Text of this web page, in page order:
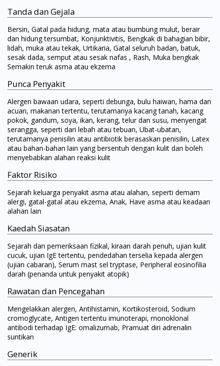
Tanda dan Gejala
Bersin, Gatal pada hidung, mata atau bumbung mulut, berair
dan hidung tersumbat, Konjunktivitis, Bengkak di bahagian bibir,
lidah, muka atau tekak, Urtikaria, Gatal seluruh badan, batuk,
sesak dada, semput atau sesak nafas , Rash, Muka bengkak
Semakin teruk asma atau ekzema
Punca Penyakit
Alergen bawaan udara, seperti debunga, bulu haiwan, hama dan
acuan, makanan tertentu, terutamanya kacang tanah, kacang
pokok, gandum, soya, ikan, kerang, telur dan susu, menyengat
serangga, seperti dari lebah atau tebuan, Ubat-ubatan,
terutamanya penisilin atau antibiotik berasaskan penisilin, Latex
atau bahan-bahan lain yang bersentuh dengan kulit dan boleh
menyebabkan alahan reaksi kulit
Faktor Risiko
Sejarah keluarga penyakit asma atau alahan, seperti demam
alergi, gatal-gatal atau ekzema, Anak, Have asma atau keadaan
alahan lain
Kaedah Siasatan
Sejarah dan pemeriksaan fizikal, kiraan darah penuh, ujian kulit
cucuk, ujian IgE tertentu, pendedahan terselia kepada alergen
(ujian cabaran), Serum mast sel tryptase, Peripheral eosinofilia
darah (penanda untuk penyakit atopik)
Rawatan dan Pencegahan
Mengelakkan alergen, Antihistamin, Kortikosteroid, Sodium
cromoglycate, Antigen tertentu imunoterapi, monoklonal
antibodi terhadap IgE: omalizumab, Pramuat diri adrenalin
suntikan
Generik